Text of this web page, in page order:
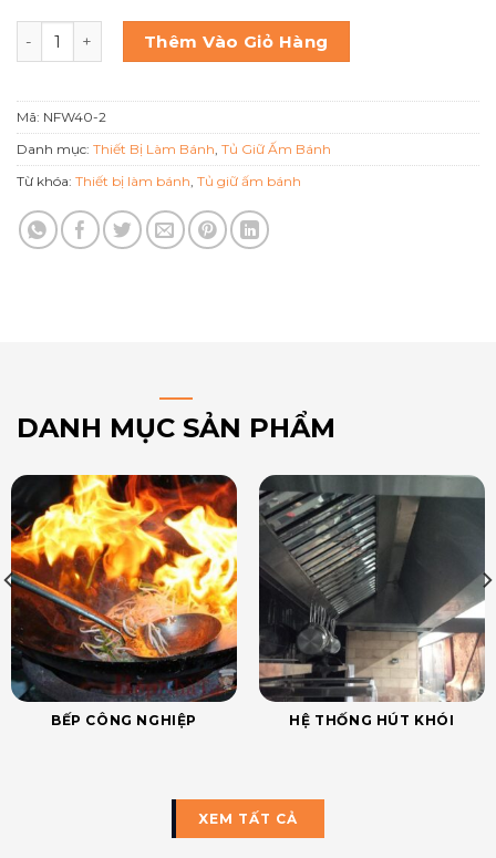
TỦ GIỮ NÓNG BERJAYA NFW40-2 số lượng
Thêm Vào Giỏ Hàng
Mã: NFW40-2
Danh mục: Thiết Bị Làm Bánh Tủ Giữ Ấm Bánh
Từ khóa: Thiết bị làm bánh Tủ giữ ấm bánh
DANH MỤC SẢN PHẨM
BẾP CÔNG NGHIỆP HỆ THỐNG HÚT KHÓI
XEM TẤT CẢ